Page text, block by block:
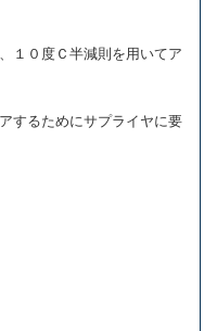
０度Ｃ半減則を用いてア
るためにサプライヤに要